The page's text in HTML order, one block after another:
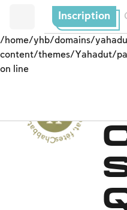
Inscription
/home/yhb/domains/
content/themes/Yahadut/
on line
C
h
a
b
b
a
t,
f
ê
t
e
s
e
t
s
olennité
s
-
C
h
a
b
b
a
t
,
fê
tes et solennités --